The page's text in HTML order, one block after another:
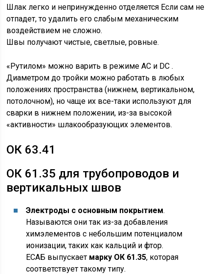
Шлак легко и непринужденно отделяется Если сам не
отпадет, то удалить его слабым механическим
воздействием не сложно.
Швы получают чистые, светлые, ровные.
«Рутилом» можно варить в режиме АС и DC .
Диаметром до тройки можно работать в любых
положениях пространства (нижнем, вертикальном,
потолочном), но чаще их все-таки используют для
сварки в нижнем положении, из-за высокой
«активности» шлакообразующих элементов.
ОК 63.41
ОК 61.35 для трубопроводов и
вертикальных швов
Электроды с основным покрытием.
Называются они так из-за добавления
химэлементов с небольшим потенциалом
ионизации, таких как кальций и фтор.
ЕСАБ выпускает марку ОК 61.35, которая
соответствует такому типу.